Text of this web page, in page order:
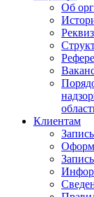
Об
Клиентам